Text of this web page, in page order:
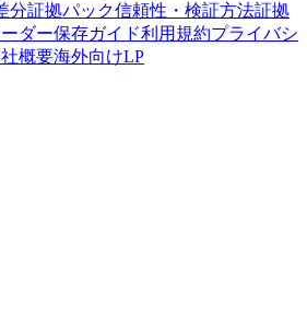
分証拠パック信頼性・検証方法証拠
ダー保存ガイド利用規約プライバシ
概要海外向けLP